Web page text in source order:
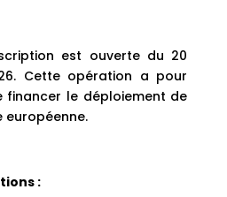
est ouverte du 20
Cette opération a pour
financer le déploiement de
européenne.
: